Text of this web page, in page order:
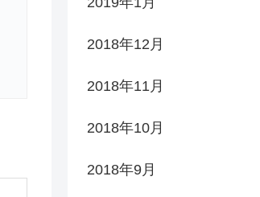
2018年12月
2018年11月
2018年10月
2018年9月